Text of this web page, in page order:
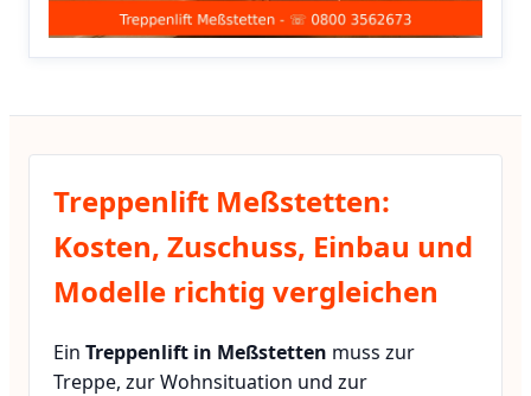
Treppenlift Meßstetten:
Kosten, Zuschuss, Einbau und
Modelle richtig vergleichen
Ein Treppenlift in Meßstetten muss zur
Treppe, zur Wohnsituation und zur